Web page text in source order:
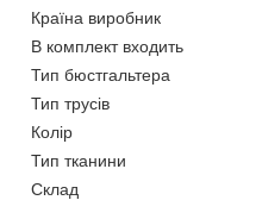
Країна виробник
В комплект входить
Тип бюстгальтера
Тип трусів
Колір
Тип тканини
Склад